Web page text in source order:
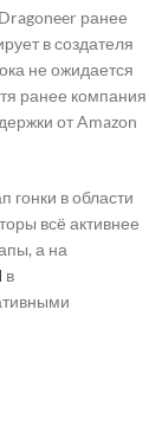
ранее
в создателя
не ожидается
ранее компания
от Amazon
гонки в области
всё активнее
а на
в